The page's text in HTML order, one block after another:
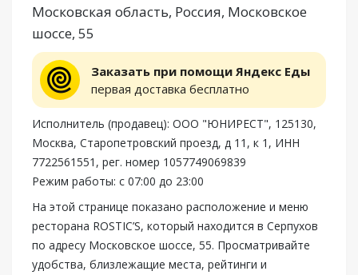
Московская область, Россия, Московское
шоссе, 55
Заказать при помощи Яндекс Еды
первая доставка бесплатно
Исполнитель (продавец): ООО "ЮНИРЕСТ", 125130,
Москва, Старопетровский проезд, д 11, к 1, ИНН
7722561551, рег. номер 1057749069839
Режим работы: с 07:00 до 23:00
На этой странице показано расположение и меню
ресторана ROSTIC’S, который находится в Серпухов
по адресу Московское шоссе, 55. Просматривайте
удобства, близлежащие места, рейтинги и